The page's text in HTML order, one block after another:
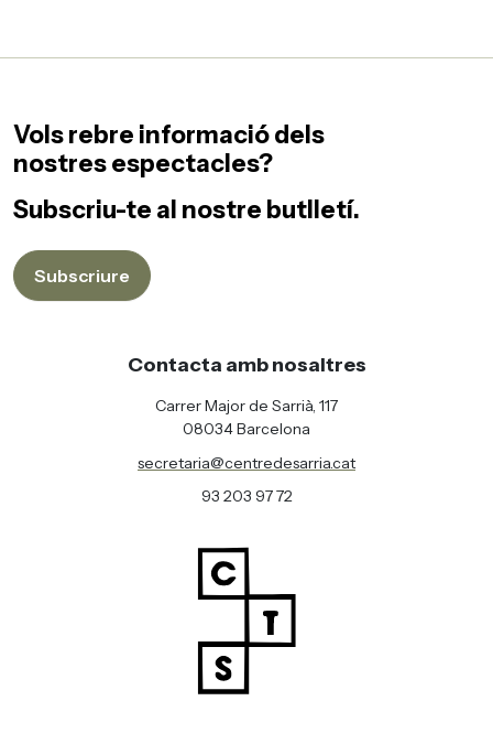
Vols rebre informació dels
nostres espectacles?
Subscriu-te al nostre butlletí.
Subscriure
Contacta amb nosaltres
Carrer Major de Sarrià, 117
08034 Barcelona
secretaria@centredesarria.cat
93 203 97 72